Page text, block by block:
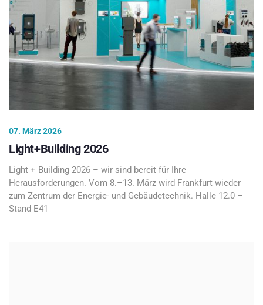
07. März 2026
Light+Building 2026
Light + Building 2026 – wir sind bereit für Ihre
Herausforderungen. Vom 8.–13. März wird Frankfurt wieder
zum Zentrum der Energie- und Gebäudetechnik. Halle 12.0 –
Stand E41